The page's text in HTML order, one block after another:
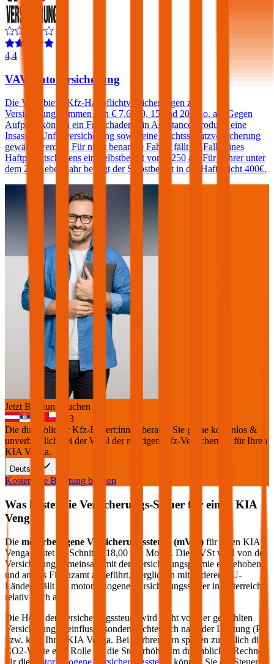
4,4
VAV Autoversicherung
Die VAV bietet Kfz-Haftpflichtversicherungen zu
Versicherungssummen von € 7,6, 10, 15 und 20 Mio. an. Gegen
Aufpreis können ein Freischaden, ein Assistance-Produkt, eine
Insassen-Unfallversicherung sowie eine Rechtsschutzversicherung
gewählt werden. Für nicht benannte Fahrer fällt im Falle eines
Haftpflichtschadens ein Selbstbehalt von € 250 an. Für Fahrer unter
dem 23. Lebensjahr beträgt der Selbstbehalt in der Haftpflicht 400€.
Jetzt Beratung buchen
+3
Die durchblicker Kfz-Expert:innen beraten Sie gerne kostenlos &
unverbindlich bei der Wahl der richtigen Kfz-Versicherung für Ihren
KIA Venga.
Deutsch
Kostenlose Beratung buchen
Was kostet die Versicherungs-Steuer für einen KIA
Venga
Die motorbezogene Versicherungssteuer (mVSt) für einen KIA
Venga kostet im Schnitt € 18,00 pro Monat. Die mVSt wird von der
Versicherung gemeinsam mit der Versicherungsprämie eingehoben
und an das Finanzamt abgeführt. Verglichen mit anderen EU-
Ländern fällt die motorbezogene Versicherungssteuer in Österreich
relativ hoch aus.
Die Höhe der Versicherungssteuer wird nicht von der gewählten
Versicherung beeinflusst, sondern richtet sich nach der Leistung (PS
bzw. kW) Ihres
KIA Venga. Bei Verbrennern spielen zusätzlich die
CO2-Werte eine Rolle für die Steuerhöhe. Im durchblicker Rechner
für die
motorbezogene Versicherungssteuer können Sie die Steuer